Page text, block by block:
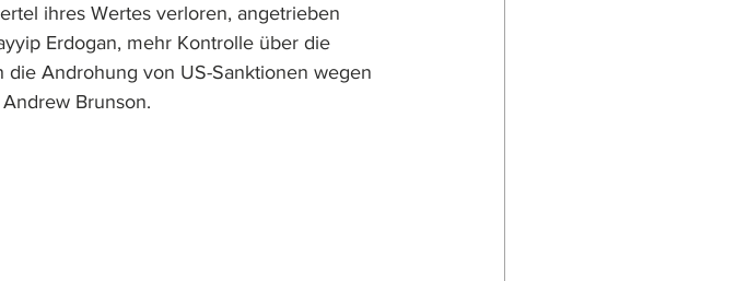
ihres Wertes verloren, angetrieben
Erdogan, mehr Kontrolle über die
Androhung von US-Sanktionen wegen
Brunson.